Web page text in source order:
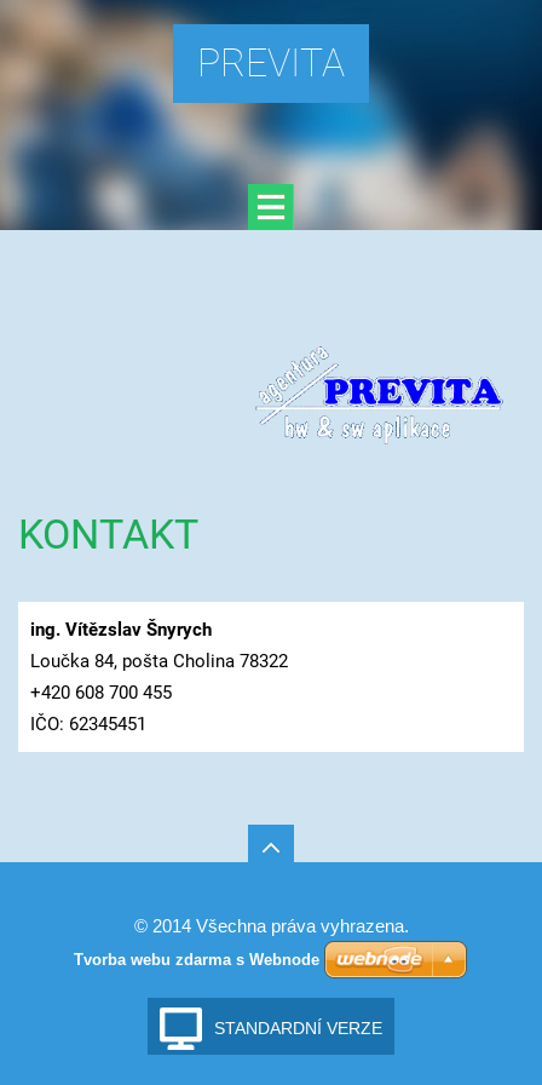
PREVITA
KONTAKT
ing. Vítězslav Šnyrych
Loučka 84, pošta Cholina 78322
+420 608 700 455
IČO: 62345451
© 2014 Všechna práva vyhrazena.
Tvorba webu zdarma s Webnode
STANDARDNÍ VERZE